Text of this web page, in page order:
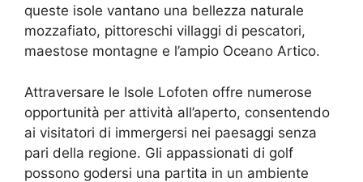
queste isole vantano una bellezza naturale
mozzafiato, pittoreschi villaggi di pescatori,
maestose montagne e l’ampio Oceano Artico.
Attraversare le Isole Lofoten offre numerose
opportunità per attività all’aperto, consentendo
ai visitatori di immergersi nei paesaggi senza
pari della regione. Gli appassionati di golf
possono godersi una partita in un ambiente